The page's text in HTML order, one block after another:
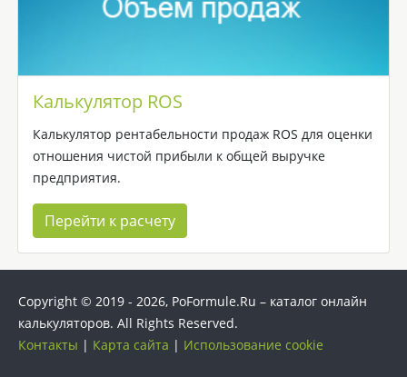
Калькулятор ROS
Калькулятор рентабельности продаж ROS для оценки
отношения чистой прибыли к общей выручке
предприятия.
Перейти к расчету
Copyright © 2019 - 2026, PoFormule.Ru – каталог онлайн
калькуляторов. All Rights Reserved.
Контакты | Карта сайта | Использование cookie